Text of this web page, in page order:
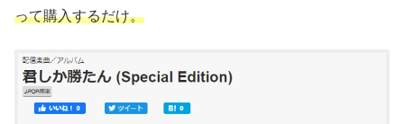
って購入するだけ。